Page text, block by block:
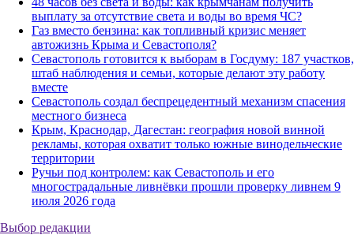
выплату за отсутствие света и воды во время ЧС?
Газ вместо бензина: как топливный кризис меняет
автожизнь Крыма и Севастополя?
Севастополь готовится к выборам в Госдуму: 187 участков,
штаб наблюдения и семьи, которые делают эту работу
вместе
Севастополь создал беспрецедентный механизм спасения
местного бизнеса
Крым, Краснодар, Дагестан: география новой винной
рекламы, которая охватит только южные винодельческие
территории
Ручьи под контролем: как Севастополь и его
многострадальные ливнёвки прошли проверку ливнем 9
июля 2026 года
Выбор редакции